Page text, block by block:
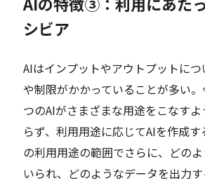
シビア
AIはインプットやアウトプットに
や制限がかかっていることが多い
つのAIがさまざまな用途をこなす
らず、利用用途に応じてAIを作成
の利用用途の範囲でさらに、どの
いられ、どのようなデータを出力